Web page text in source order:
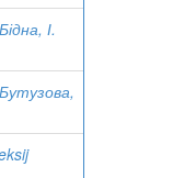
Бідна, І.
Бутузова,